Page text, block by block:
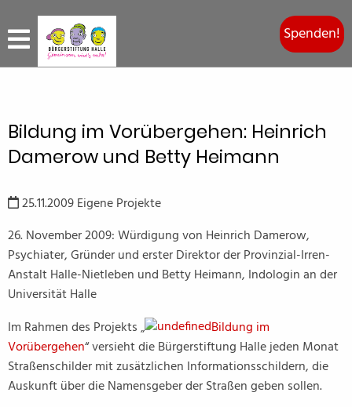
Spenden!
Bildung im Vorübergehen: Heinrich
Damerow und Betty Heimann
25.11.2009Eigene Projekte
26. November 2009: Würdigung von Heinrich Damerow,
Psychiater, Gründer und erster Direktor der Provinzial-Irren-
Anstalt Halle-Nietleben und Betty Heimann, Indologin an der
Universität Halle
Im Rahmen des Projekts „
Bildung im
Vorübergehen“ versieht die Bürgerstiftung Halle jeden Monat
Straßenschilder mit zusätzlichen Informationsschildern, die
Auskunft über die Namensgeber der Straßen geben sollen.